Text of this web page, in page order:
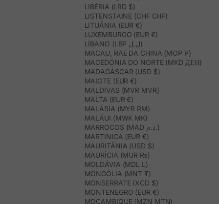
LIBÉRIA (LRD $)
LISTENSTAINE (CHF CHF)
LITUÂNIA (EUR €)
LUXEMBURGO (EUR €)
LÍBANO (LBP ل.ل)
MACAU, RAE DA CHINA (MOP P)
MACEDÓNIA DO NORTE (MKD ДЕН)
MADAGÁSCAR (USD $)
MAIOTE (EUR €)
MALDIVAS (MVR MVR)
MALTA (EUR €)
MALÁSIA (MYR RM)
MALÁUI (MWK MK)
MARROCOS (MAD د.م.)
MARTINICA (EUR €)
MAURITÂNIA (USD $)
MAURÍCIA (MUR ₨)
MOLDÁVIA (MDL L)
MONGÓLIA (MNT ₮)
MONSERRATE (XCD $)
MONTENEGRO (EUR €)
MOÇAMBIQUE (MZN MTN)